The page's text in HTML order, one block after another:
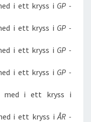
i ett kryss i GP -
i ett kryss i GP -
i ett kryss i GP -
i ett kryss i GP -
med i ett kryss i
i ett kryss iÅR -